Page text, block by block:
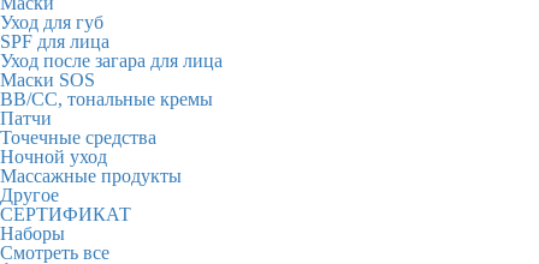
Уход для губ
SPF для лица
Уход после загара для лица
Маски SOS
BB/CC, тональные кремы
Патчи
Точечные средства
Ночной уход
Массажные продукты
Другое
СЕРТИФИКАТ
Наборы
Смотреть все